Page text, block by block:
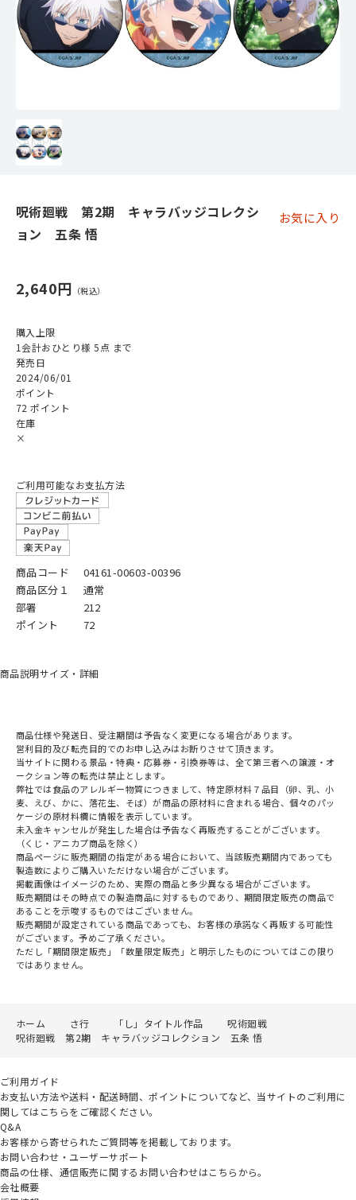
呪術廻戦 第2期 キャラバッジコレクシ
ョン 五条 悟
お気に入り
2,640円
購入上限
1会計おひとり様 5点 まで
発売日
2024/06/01
ポイント
72 ポイント
在庫
×
ご利用可能なお支払方法
商品コード
04161-00603-00396
商品区分１
通常
部署
212
ポイント
72
商品説明サイズ・詳細
商品仕様や発送日、受注期間は予告なく変更になる場合があります。
営利目的及び転売目的でのお申し込みはお断りさせて頂きます。
当サイトに関わる景品・特典・応募券・引換券等は、全て第三者への譲渡・オ
ークション等の転売は禁止とします。
弊社では食品のアレルギー物質につきまして、特定原材料７品目（卵、乳、小
麦、えび、かに、落花生、そば）が商品の原材料に含まれる場合、個々のパッ
ケージの原材料欄に情報を表示しています。
未入金キャンセルが発生した場合は予告なく再販売することがございます。
（くじ・アニカプ商品を除く）
商品ページに販売期間の指定がある場合において、当該販売期間内であっても
製造数によりご購入いただけない場合がございます。
掲載画像はイメージのため、実際の商品と多少異なる場合がございます。
販売期間はその時点での製造商品に対するものであり、期間限定販売の商品で
あることを示唆するものではございません。
販売期間が設定されている商品であっても、お客様の承諾なく再販する可能性
がございます。予めご了承ください。
ただし「期間限定販売」「数量限定販売」と明示したものについてはこの限り
ではありません。
ホーム さ行 「し」タイトル作品
呪術廻戦
呪術廻戦 第2期 キャラバッジコレクション 五条 悟
ご利用ガイド
お支払い方法や送料・配送時間、ポイントについてなど、当サイトのご利用に
関してはこちらをご確認ください。
Q&A
お客様から寄せられたご質問等を掲載しております。
お問い合わせ・ユーザーサポート
商品の仕様、通信販売に関するお問い合わせはこちらから。
会社概要